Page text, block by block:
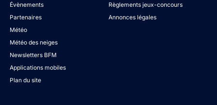
Évènements
Partenaires
Météo
Météo des neiges
Newsletters BFM
Applications mobiles
Plan du site
Règlements jeux-concours
Annonces légales